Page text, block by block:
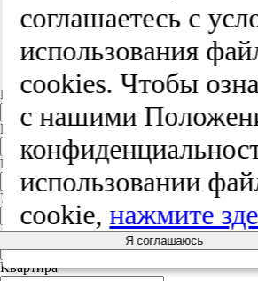
Украина
Польша
Литва
Другая страна
Индекс
Город
Край
Улица
Дом
Квартира
соглашаетесь с
использования
cооkies. Чтобы
с нашими
использовании
cookie,нажмите
Я соглашаюсь